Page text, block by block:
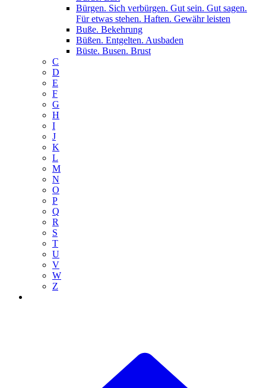
Bürgen. Sich verbürgen. Gut sein. Gut sagen.
Für etwas stehen. Haften. Gewähr leisten
Buße. Bekehrung
Büßen. Entgelten. Ausbaden
Büste. Busen. Brust
C
D
E
F
G
H
I
J
K
L
M
N
O
P
Q
R
S
T
U
V
W
Z